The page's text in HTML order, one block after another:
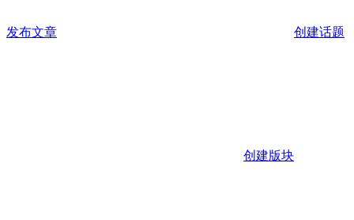
发布文章 创建话题
创建版块